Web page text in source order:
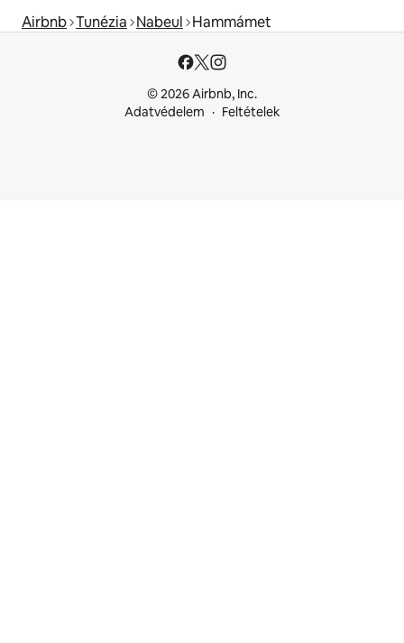
Airbnb Tunézia Nabeul Hammámet
© 2026 Airbnb, Inc.
Adatvédelem
Feltételek